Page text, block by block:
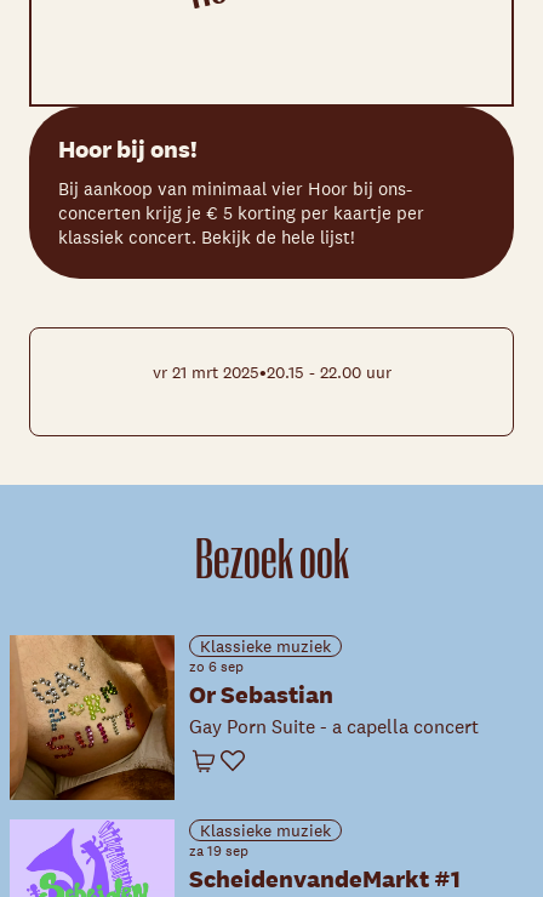
Hoor bij ons!
Bij aankoop van minimaal vier Hoor bij ons-
concerten krijg je € 5 korting per kaartje per
klassiek concert. Bekijk de hele lijst!
vr 21 mrt 2025•20.15 - 22.00 uur
Bezoek ook
Klassieke muziek
zo 6 sep
Or Sebastian
Gay Porn Suite - a capella concert
Winkelwagen
Favoriet
Klassieke muziek
za 19 sep
ScheidenvandeMarkt #1